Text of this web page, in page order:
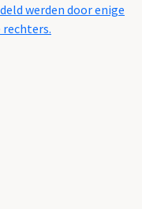
werden door enige
rechters.